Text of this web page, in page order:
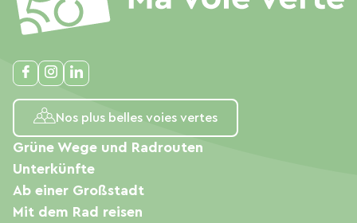
Nos plus belles voies vertes
Grüne Wege und Radrouten
Unterkünfte
Ab einer Großstadt
Mit dem Rad reisen